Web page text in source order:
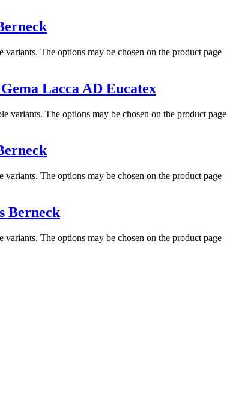
variants. The options may be chosen on the product page
Lacca AD Eucatex
variants. The options may be chosen on the product page
variants. The options may be chosen on the product page
Berneck
variants. The options may be chosen on the product page